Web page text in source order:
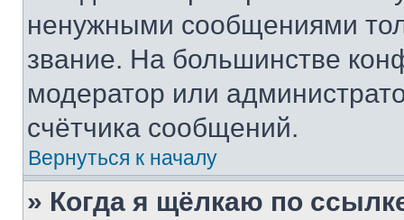
ненужными сообщениями
звание. На большинстве
модератор или
счётчика сообщений.
Вернуться к началу
» Когда я щёлкаю по